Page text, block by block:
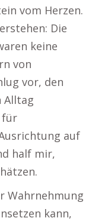
vom Herzen.
Die
keine
von
vor, den
Alltag
für
auf
half mir,
Wahrnehmung
kann,